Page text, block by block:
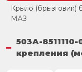
Крыло (брызговик)
МАЗ
503А-
крепления